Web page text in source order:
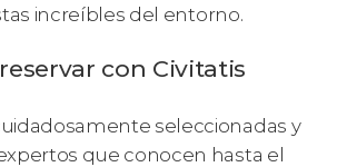
increíbles del entorno.
con Civitatis
seleccionadas y
que conocen hasta el